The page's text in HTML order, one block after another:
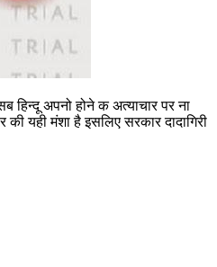
अपनो होने क अत्याचार पर ना
यही मंशा है इसलिए सरकार दादागिरी